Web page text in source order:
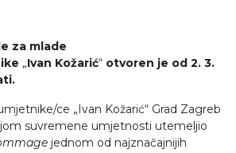
za mlade
„Ivan Kožarić“ otvoren je od 2. 3.
ce „Ivan Kožarić“ Grad Zagreb
suvremene umjetnosti utemeljio
jednom od najznačajnijih